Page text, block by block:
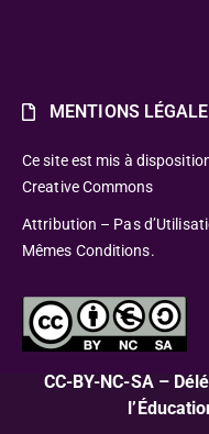
MENTIONS
Ce site est mis à
Creative Commons
Attribution – Pas
Mêmes Conditions.
CC-BY-NC-SA –